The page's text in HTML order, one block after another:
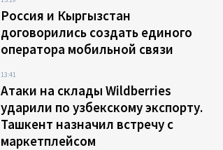
Россия и Кыргызстан
договорились создать единого
оператора мобильной связи
13:41
Атаки на склады Wildberries
ударили по узбекскому экспорту.
Ташкент назначил встречу с
маркетплейсом